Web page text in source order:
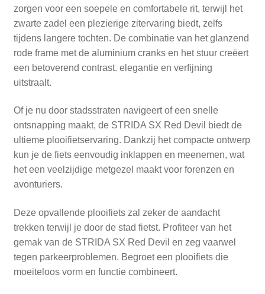
zorgen voor een soepele en comfortabele rit, terwijl het
zwarte zadel een plezierige zitervaring biedt, zelfs
tijdens langere tochten. De combinatie van het glanzend
rode frame met de aluminium cranks en het stuur creëert
een betoverend contrast. elegantie en verfijning
uitstraalt.
Of je nu door stadsstraten navigeert of een snelle
ontsnapping maakt, de STRIDA SX Red Devil biedt de
ultieme plooifietservaring. Dankzij het compacte ontwerp
kun je de fiets eenvoudig inklappen en meenemen, wat
het een veelzijdige metgezel maakt voor forenzen en
avonturiers.
Deze opvallende plooifiets zal zeker de aandacht
trekken terwijl je door de stad fietst. Profiteer van het
gemak van de STRIDA SX Red Devil en zeg vaarwel
tegen parkeerproblemen. Begroet een plooifiets die
moeiteloos vorm en functie combineert.